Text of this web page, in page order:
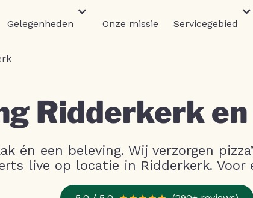
Gelegenheden Onze missie Servicegebied
Ridderkerk
én een beleving. Wij verzorgen
live op locatie in Ridderkerk. Voor